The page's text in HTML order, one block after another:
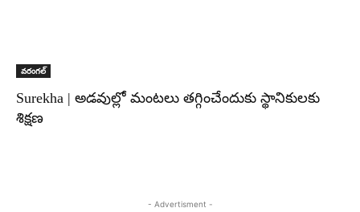
వరంగల్‌
Surekha | అడవుల్లో మంటలు తగ్గించేందుకు స్థానికులకు
శిక్షణ
- Advertisment -